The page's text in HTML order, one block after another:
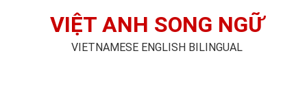
VIỆT ANH SONG NGỮ
VIETNAMESE ENGLISH BILINGUAL